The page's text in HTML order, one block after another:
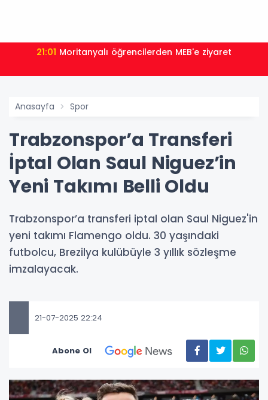
21:01 Moritanyalı öğrencilerden MEB'e ziyaret
Anasayfa Spor
Trabzonspor’a Transferi
İptal Olan Saul Niguez’in
Yeni Takımı Belli Oldu
Trabzonspor’a transferi iptal olan Saul Niguez'in
yeni takımı Flamengo oldu. 30 yaşındaki
futbolcu, Brezilya kulübüyle 3 yıllık sözleşme
imzalayacak.
21-07-2025 22:24
Abone Ol